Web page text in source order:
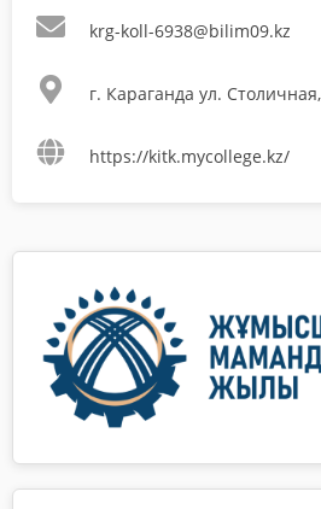
krg-koll-6938@bilim09.kz
г. Караганда ул.
https://kitk.mycollege.kz/